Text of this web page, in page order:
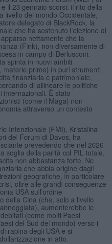
il 23 gennaio scorsi: il rito della
livello del mondo Occidentale,
delegato di BlackRock, la
che ha sostenuto l’elezione di
nettamente che la
(Fink), non diversamente di
in campo di Berlusconi.
spinta in nuovi ambiti
prime) in puri strumenti
finanziaria e patrimoniale,
di allineare le politiche
internazionali. È stato
(come il Maga) non
attraverso un contesto
Intenzionale (FMI), Kristalina
del Forum di Davos, ha
prevedendo che nel 2026
soglia della parità col PIL totale,
non abbastanza forte. Ne
che abbia origine dagli
geografiche, in particolare
oltre alle grandi conseguenze
USA sull’ordine
della Cina (che, solo a livello
aumenterebbe le
(come molti Paesi
del Sud del mondo) verso i
rapina degli USA e si
in atto.